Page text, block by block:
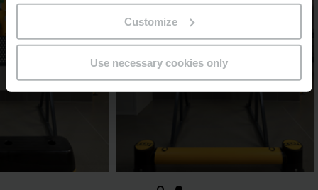
Customize
Use necessary cookies only